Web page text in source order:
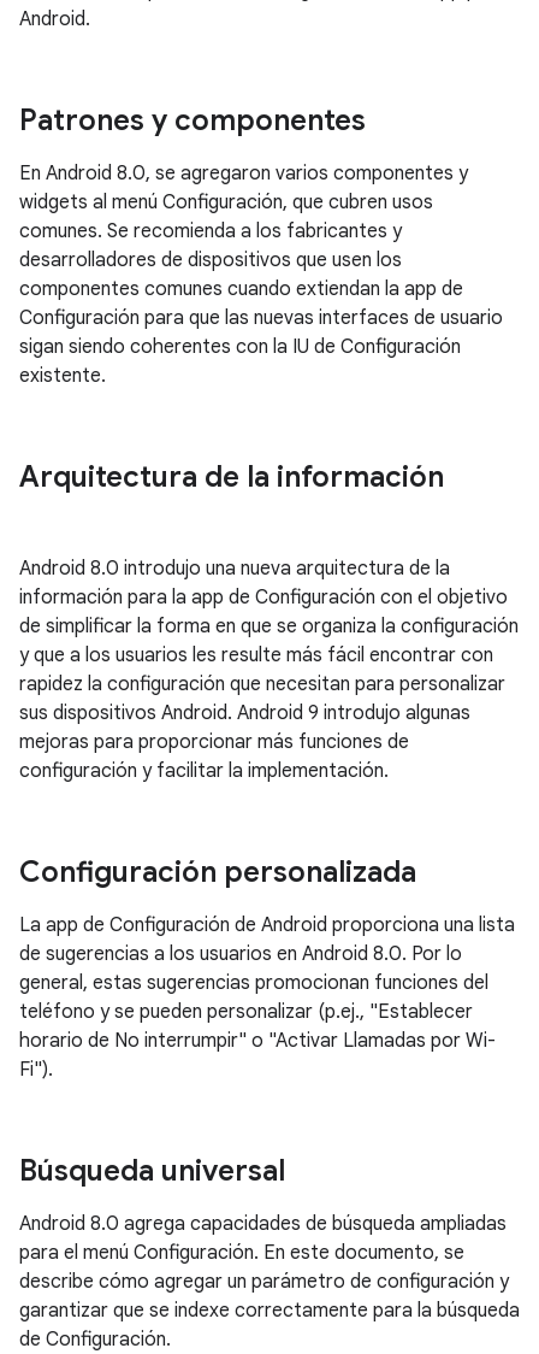
Android.
Patrones y componentes
En Android 8.0, se agregaron varios componentes y
widgets al menú Configuración, que cubren usos
comunes. Se recomienda a los fabricantes y
desarrolladores de dispositivos que usen los
componentes comunes cuando extiendan la app de
Configuración para que las nuevas interfaces de usuario
sigan siendo coherentes con la IU de Configuración
existente.
Arquitectura de la información
Android 8.0 introdujo una nueva arquitectura de la
información para la app de Configuración con el objetivo
de simplificar la forma en que se organiza la configuración
y que a los usuarios les resulte más fácil encontrar con
rapidez la configuración que necesitan para personalizar
sus dispositivos Android. Android 9 introdujo algunas
mejoras para proporcionar más funciones de
configuración y facilitar la implementación.
Configuración personalizada
La app de Configuración de Android proporciona una lista
de sugerencias a los usuarios en Android 8.0. Por lo
general, estas sugerencias promocionan funciones del
teléfono y se pueden personalizar (p.ej., "Establecer
horario de No interrumpir" o "Activar Llamadas por Wi-
Fi").
Búsqueda universal
Android 8.0 agrega capacidades de búsqueda ampliadas
para el menú Configuración. En este documento, se
describe cómo agregar un parámetro de configuración y
garantizar que se indexe correctamente para la búsqueda
de Configuración.